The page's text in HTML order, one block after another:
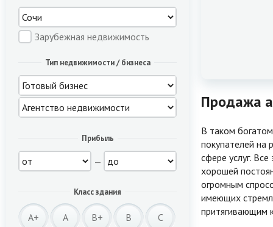
Зарубежная недвижимость
Тип недвижимости / бизнеса
Прибыль
—
Класс здания
A+ A B+ B C
Продажа
В таком
покупателей на
сфере услуг.
хорошей
огромным
имеющих
притягивающим